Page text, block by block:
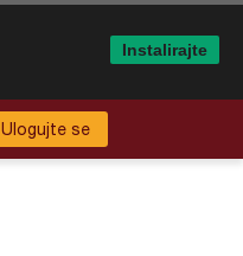
Ulogujte se
Instalirajte